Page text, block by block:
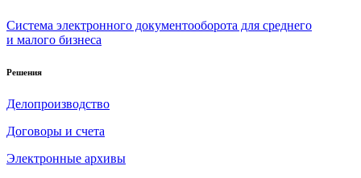
Система электронного документооборота для среднего
и малого бизнеса
Решения
Делопроизводство
Договоры и счета
Электронные архивы